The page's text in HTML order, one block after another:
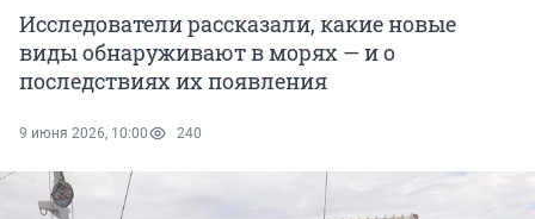
Исследователи рассказали, какие новые
виды обнаруживают в морях — и о
последствиях их появления
9 июня 2026, 10:00 240